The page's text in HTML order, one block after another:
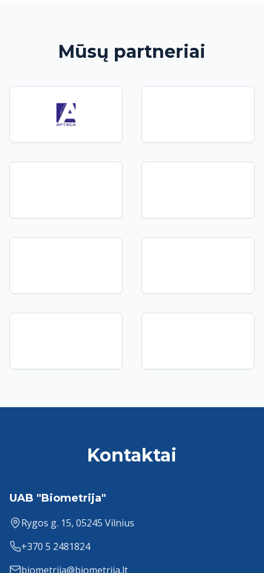
Mūsų partneriai
Kontaktai
UAB "Biometrija"
Rygos g. 15, 05245 Vilnius
+370 5 2481824
biometrija@biometrija.lt